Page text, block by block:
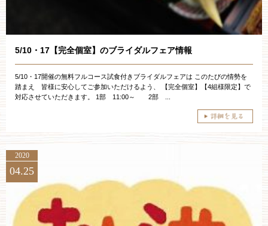
5/10・17【完全個室】のブライダルフェア情報
5/10・17開催の無料フルコース試食付きブライダルフェアは このたびの情勢を
踏まえ 皆様に安心してご参加いただけるよう、 【完全個室】【4組様限定】で
対応させていただきます。 1部 11:00～ 2部 ...
2020
04.25